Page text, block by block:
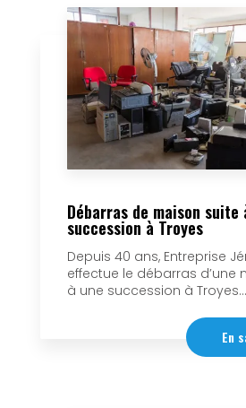
Débarras de maison suite
succession à Troyes
Depuis 40 ans, Entreprise
effectue le débarras d’une
à une succession à
En